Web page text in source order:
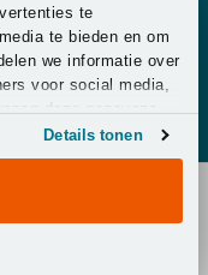
te
te bieden en om
we informatie over
voor social media,
deze gegevens
ze heeft verstrekt
uw gebruik van hun
Details tonen
Tuinmeubelen -